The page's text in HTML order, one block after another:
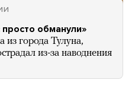
обманули»
из города Тулуна,
из-за наводнения